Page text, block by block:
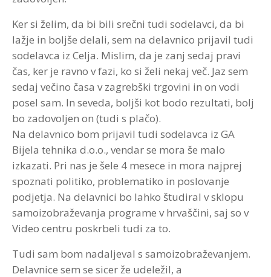
Ker si želim, da bi bili srečni tudi sodelavci, da bi
lažje in boljše delali, sem na delavnico prijavil tudi
sodelavca iz Celja. Mislim, da je zanj sedaj pravi
čas, ker je ravno v fazi, ko si želi nekaj več. Jaz sem
sedaj večino časa v zagrebški trgovini in on vodi
posel sam. In seveda, boljši kot bodo rezultati, bolj
bo zadovoljen on (tudi s plačo).
Na delavnico bom prijavil tudi sodelavca iz GA
Bijela tehnika d.o.o., vendar se mora še malo
izkazati. Pri nas je šele 4 mesece in mora najprej
spoznati politiko, problematiko in poslovanje
podjetja. Na delavnici bo lahko študiral v sklopu
samoizobraževanja programe v hrvaščini, saj so v
Video centru poskrbeli tudi za to.
Tudi sam bom nadaljeval s samoizobraževanjem.
Delavnice sem se sicer že udeležil, a